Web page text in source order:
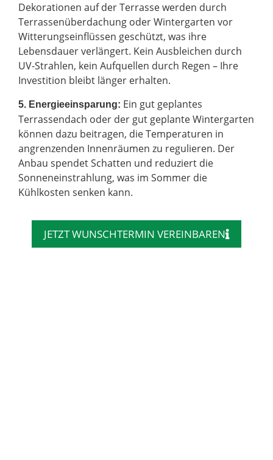
Dekorationen auf der Terrasse werden durch
Terrassenüberdachung oder Wintergarten vor
Witterungseinflüssen geschützt, was ihre
Lebensdauer verlängert. Kein Ausbleichen durch
UV-Strahlen, kein Aufquellen durch Regen – Ihre
Investition bleibt länger erhalten.
5. Energieeinsparung: Ein gut geplantes
Terrassendach oder der gut geplante Wintergarten
können dazu beitragen, die Temperaturen in
angrenzenden Innenräumen zu regulieren. Der
Anbau spendet Schatten und reduziert die
Sonneneinstrahlung, was im Sommer die
Kühlkosten senken kann.
JETZT WUNSCHTERMIN VEREINBAREN